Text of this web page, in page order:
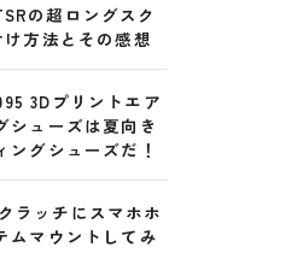
の超ロングスク
け方法とその感想
3Dプリントエア
シューズは夏向き
ングシューズだ！
ラッチにスマホホ
ムマウントしてみ